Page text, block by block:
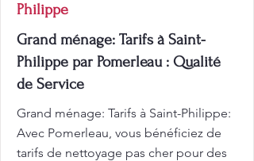
Philippe
Grand ménage: Tarifs à Saint-
Philippe par Pomerleau : Qualité
de Service
Grand ménage: Tarifs à Saint-Philippe:
Avec Pomerleau, vous bénéficiez de
tarifs de nettoyage pas cher pour des